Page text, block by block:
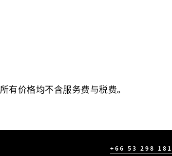
所有价格均不含服务费与税费。
+66 53 298 181